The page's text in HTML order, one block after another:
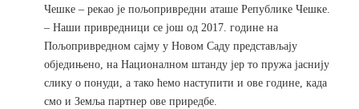
Чешке – рекао је пољопривредни аташе Републике Чешке.
– Наши привредници се још од 2017. године на
Пољопривредном сајму у Новом Саду представљају
обједињено, на Националном штанду јер то пружа јаснију
слику о понуди, а тако ћемо наступити и ове године, када
смо и Земља партнер ове приредбе.